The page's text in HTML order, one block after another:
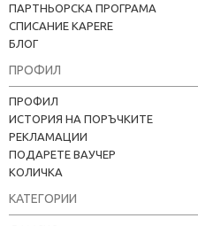
ПАРТНЬОРСКА ПРОГРАМА
СПИСАНИЕ KAPERE
БЛОГ
ПРОФИЛ
ПРОФИЛ
ИСТОРИЯ НА ПОРЪЧКИТЕ
РЕКЛАМАЦИИ
ПОДАРЕТЕ ВАУЧЕР
КОЛИЧКА
КАТЕГОРИИ
Kapere.com